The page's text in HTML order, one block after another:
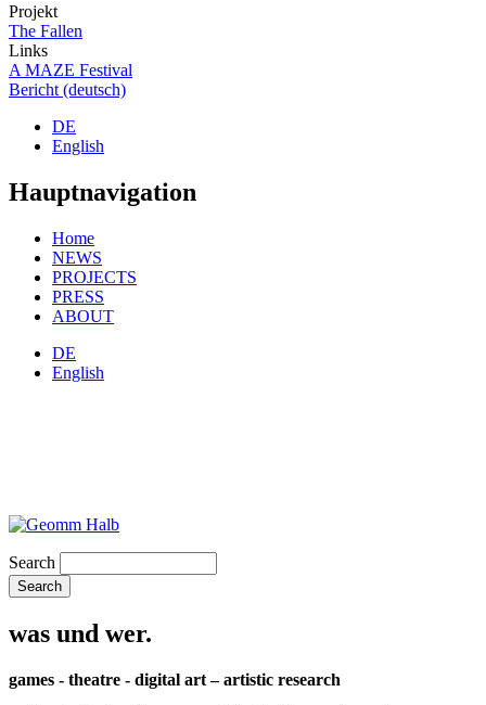
Projekt
The Fallen
Links
A MAZE Festival
Bericht (deutsch)
DE
English
Hauptnavigation
Home
NEWS
PROJECTS
PRESS
ABOUT
DE
English
Search
was und wer.
games - theatre - digital art – artistic research